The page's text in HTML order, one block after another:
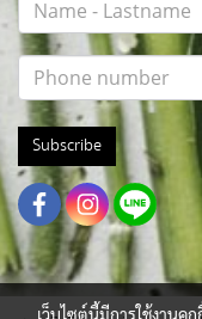
Subscribe
เว็บไซต์นี้มีการใช้งาน